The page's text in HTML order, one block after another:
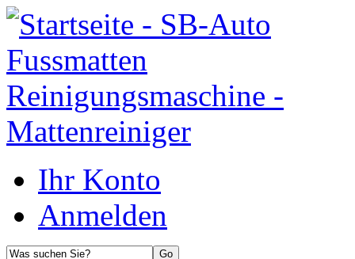
Ihr Konto
Anmelden